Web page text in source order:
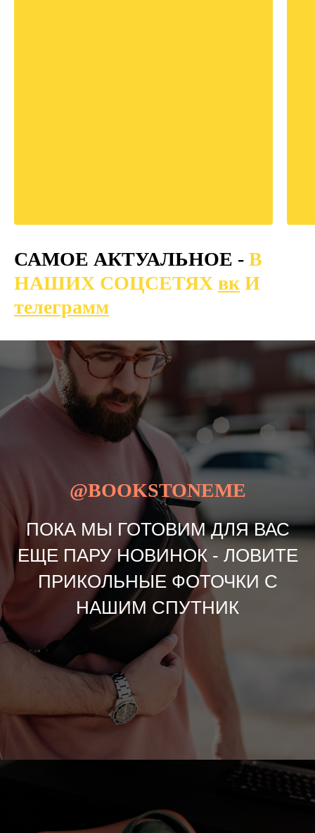
САМОЕ АКТУАЛЬНОЕ - В
НАШИХ СОЦСЕТЯХ вк И
телеграмм
@BOOKSTONEME
ПОКА МЫ ГОТОВИМ ДЛЯ ВАС
ЕЩЕ ПАРУ НОВИНОК - ЛОВИТЕ
ПРИКОЛЬНЫЕ ФОТОЧКИ С
НАШИМ СПУТНИК